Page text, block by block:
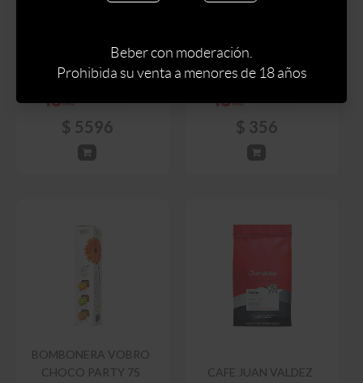
DOLCE GUSTO COLORS
9890 $6584
$ 5596
WHISKY 200 GRAMOS
$419
$ 356
BOMBONERA VOBRO
CHOCO PARTY 75
CAFE JUAN VALDEZ
Beber con moderación.
Prohibida su venta a menores de 18 años